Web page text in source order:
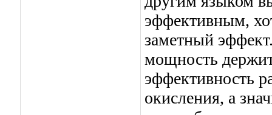
эффективным,
заметный
мощность
эффективность
окисления, а